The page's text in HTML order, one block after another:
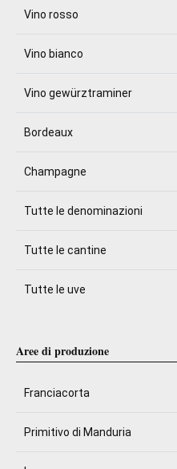
Vino rosso
Vino bianco
Vino gewürztraminer
Bordeaux
Champagne
Tutte le denominazioni
Tutte le cantine
Tutte le uve
Aree di produzione
Franciacorta
Primitivo di Manduria